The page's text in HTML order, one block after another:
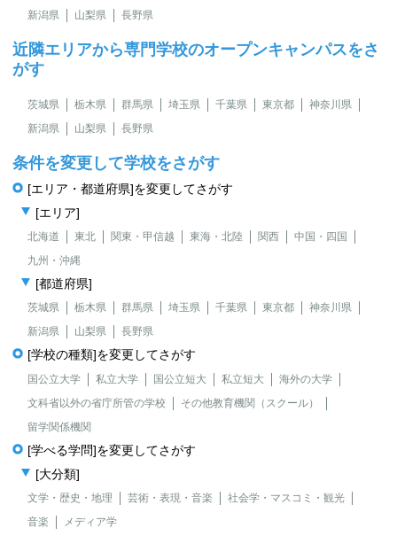
新潟県
山梨県 長野県
近隣エリアから専門学校のオープンキャンパスをさ
がす
茨城県 栃木県 群馬県 埼玉県 千葉県 東京都
神奈川県
新潟県
山梨県 長野県
条件を変更して学校をさがす
[エリア・都道府県]を変更してさがす
[エリア]
北海道 東北 関東・甲信越 東海・北陸 関西
中国・四国
九州・沖縄
[都道府県]
茨城県 栃木県 群馬県 埼玉県 千葉県 東京都
神奈川県
新潟県
山梨県 長野県
[学校の種類]を変更してさがす
国公立大学 私立大学 国公立短大 私立短大
海外の大学
文科省以外の省庁所管の学校
その他教育機関（スクール）
留学関係機関
[学べる学問]を変更してさがす
[大分類]
文学・歴史・地理 芸術・表現・音楽
社会学・マスコミ・観光
音楽
メディア学